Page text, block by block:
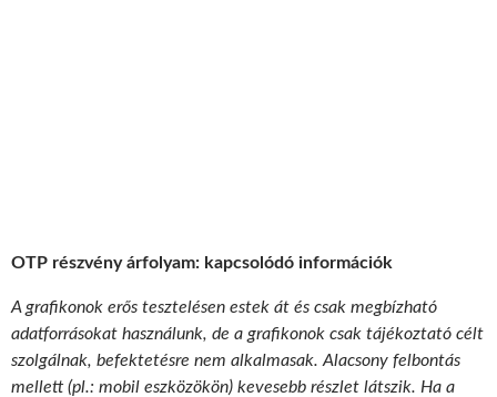
OTP részvény árfolyam: kapcsolódó információk
A grafikonok erős tesztelésen estek át és csak megbízható
adatforrásokat használunk, de a grafikonok csak tájékoztató célt
szolgálnak, befektetésre nem alkalmasak. Alacsony felbontás
mellett (pl.: mobil eszközökön) kevesebb részlet látszik. Ha a